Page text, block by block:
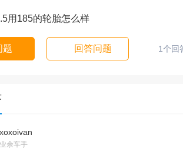
用185的轮胎怎么样
题 回答问题 1个回
xoxoivan
业余车手